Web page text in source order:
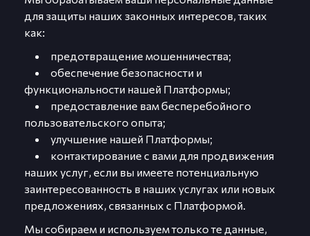
для защиты наших законных интересов, таких
как:
предотвращение мошенничества;
обеспечение безопасности и
функциональности нашей Платформы;
предоставление вам бесперебойного
пользовательского опыта;
улучшение нашей Платформы;
контактирование с вами для продвижения
наших услуг, если вы имеете потенциальную
заинтересованность в наших услугах или новых
предложениях, связанных с Платформой.
Мы собираем и используем только те данные,